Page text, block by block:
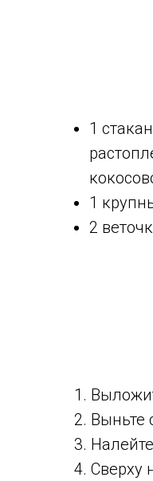
1
1
2
Выньте
Сверху